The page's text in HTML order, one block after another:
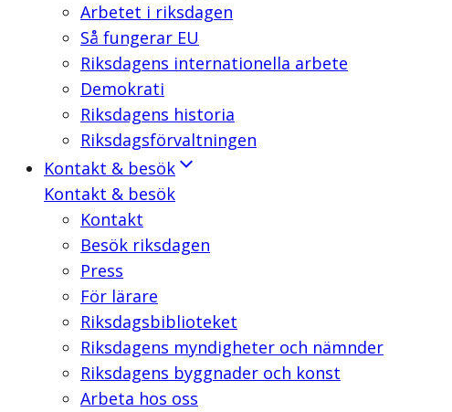
Arbetet i riksdagen
Så fungerar EU
Riksdagens internationella arbete
Demokrati
Riksdagens historia
Riksdagsförvaltningen
Kontakt & besök
Kontakt & besök
Kontakt
Besök riksdagen
Press
För lärare
Riksdagsbiblioteket
Riksdagens myndigheter och nämnder
Riksdagens byggnader och konst
Arbeta hos oss